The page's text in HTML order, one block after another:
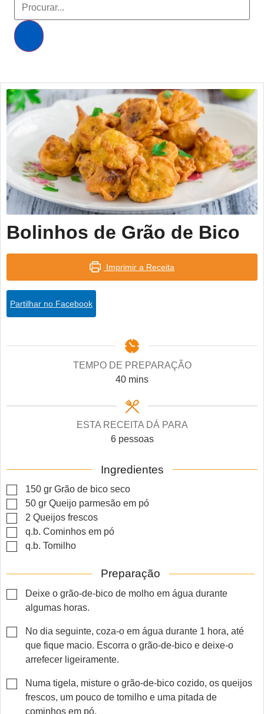
Bolinhos de Grão de Bico
Imprimir a Receita
Partilhar no Facebook
TEMPO DE PREPARAÇÃO
40minutes
mins
ESTA RECEITA DÁ PARA
6 pessoas
Ingredientes
▢
150 gr Grão de bico seco
▢
50 gr Queijo parmesão em pó
▢
2 Queijos frescos
▢
q.b. Cominhos em pó
▢
q.b. Tomilho
Preparação
▢
Deixe o grão-de-bico de molho em água durante
algumas horas.
▢
No dia seguinte, coza-o em água durante 1 hora, até
que fique macio. Escorra o grão-de-bico e deixe-o
arrefecer ligeiramente.
▢
Numa tigela, misture o grão-de-bico cozido, os queijos
frescos, um pouco de tomilho e uma pitada de
cominhos em pó.